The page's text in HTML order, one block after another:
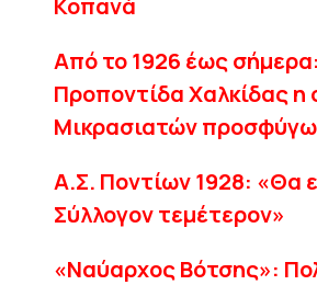
Κοπανά
Από το 1926 έως σήμερα:
Προποντίδα Χαλκίδας
Μικρασιατών
A.Σ. Ποντίων 1928: «Θα
Σύλλογον τεμέτερον»
«Ναύαρχος Βότσης»: